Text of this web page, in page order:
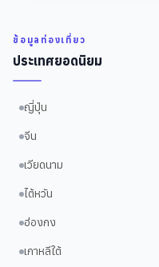
ข้อมูลท่องเที่ยว
ประเทศยอดนิยม
ญี่ปุ่น
จีน
เวียดนาม
ไต้หวัน
ฮ่องกง
เกาหลีใต้